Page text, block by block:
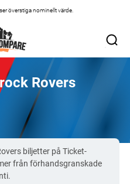
överstiga nominellt värde.
Rovers
biljetter på Ticket-
från förhandsgranskade